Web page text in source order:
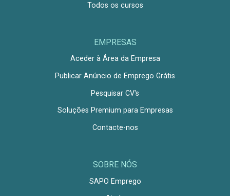
Todos os cursos
EMPRESAS
Aceder à Área da Empresa
Publicar Anúncio de Emprego Grátis
Pesquisar CV's
Soluções Premium para Empresas
Contacte-nos
SOBRE NÓS
SAPO Emprego